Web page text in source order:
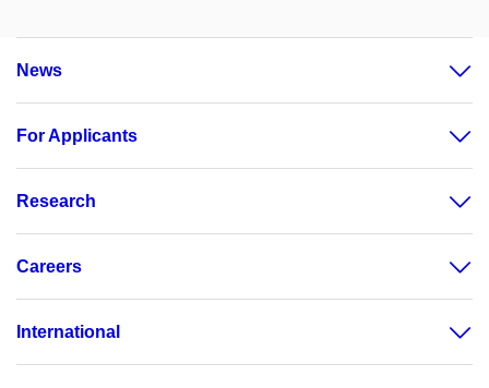
News
For Applicants
Research
Careers
International